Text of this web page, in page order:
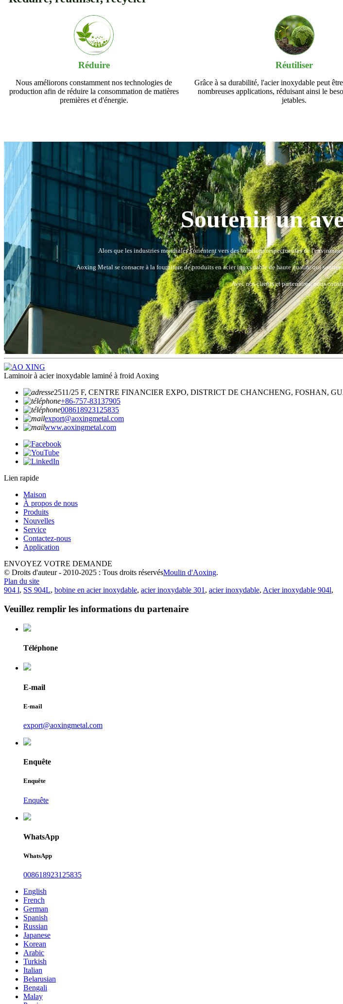
Réduire
Nous améliorons constamment nos technologies de
production afin de réduire la consommation de matières
premières et d'énergie.
Réutiliser
Grâce à sa durabilité, l'acier inoxydable peut
nombreuses applications, réduisant ainsi le
jetables.
Soutenir un
Alors que les industries mondiales s'orientent vers des solutions respectueuses de
Aoxing Metal se consacre à la fourniture de produits en acier inoxydable de haute qualité qui
Avec nos clients et partenaires, nous
Laminoir à acier inoxydable laminé à froid Aoxing
2511/25 F, CENTRE FINANCIER EXPO, DISTRICT DE CHANCHENG, FOSHAN,
+86-757-83137905
008618923125835
export@aoxingmetal.com
www.aoxingmetal.com
Lien rapide
Maison
À propos de nous
Produits
Nouvelles
Service
Contactez-nous
Application
ENVOYEZ VOTRE DEMANDE
© Droits d'auteur - 2010-2025 : Tous droits réservésMoulin d'Aoxing.
Plan du site
904 l, SS 904L, bobine en acier inoxydable, acier inoxydable 301 , acier inoxydable, Acier inoxydable 904l,
Veuillez remplir les informations du partenaire
Téléphone
E-mail
E-mail
export@aoxingmetal.com
Enquête
Enquête
Enquête
WhatsApp
WhatsApp
008618923125835
English
French
German
Spanish
Russian
Japanese
Korean
Arabic
Turkish
Italian
Belarusian
Bengali
Malay